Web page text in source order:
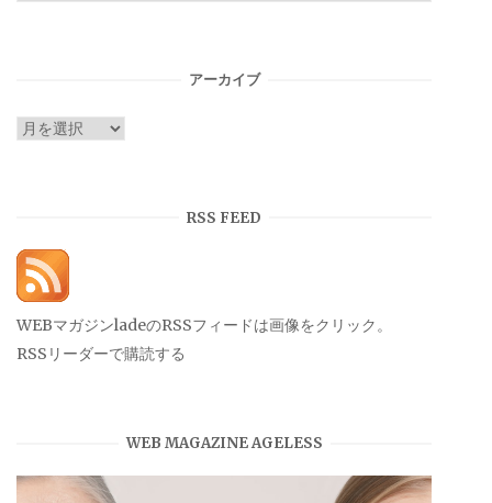
アーカイブ
ア
RSS FEED
WEBマガジンladeのRSSフィードは画像をクリック。
RSSリーダーで購読する
WEB MAGAZINE AGELESS